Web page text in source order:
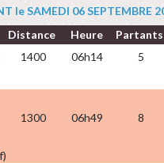
le SAMEDI 06 SEPTEMBRE
Distance Heure Partants
1400 06h14
5
1300 06h49 8